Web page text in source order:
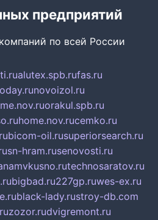
предприятий
по всей России
alutex.spb.rufas.ru
novoizol.ru
orakul.spb.ru
home.nov.rucemko.ru
bicom-oil.rusuperiorsearch.ru
sn-hram.rusenovosti.ru
technosaratov.ru
bigbad.ru227gp.ruwes-ex.ru
black-lady.rustroy-db.com
zozor.rudvigremont.ru